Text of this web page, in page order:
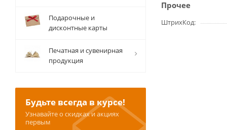
Прочее
ШтрихКод
Подарочные и
дисконтные карты
Печатная и сувенирная
продукция
Будьте всегда в курсе!
Узнавайте о скидках и акциях
первым